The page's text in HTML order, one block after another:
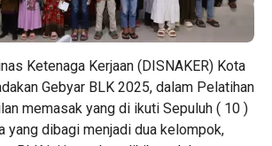
Ketenaga Kerjaan (DISNAKER) Kota
Gebyar BLK 2025, dalam Pelatihan
memasak yang di ikuti Sepuluh ( 10 )
yang dibagi menjadi dua kelompok,